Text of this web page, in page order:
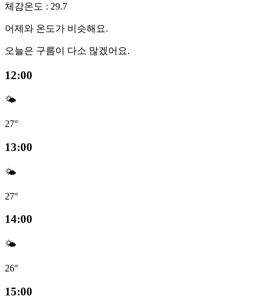
체감온도 : 29.7
어제와 온도가 비슷해요.
오늘은 구름이 다소 많겠어요.
12:00
🌤️
27°
13:00
🌤️
27°
14:00
🌤️
26°
15:00